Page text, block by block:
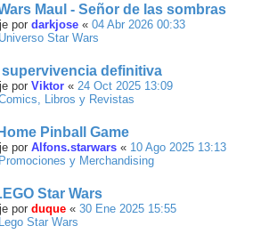
Maul - Señor de las sombras
por darkjose « 04 Abr 2026 00:33
Universo Star Wars
supervivencia definitiva
por Viktor « 24 Oct 2025 13:09
Libros y Revistas
Pinball Game
por Alfons.starwars « 10 Ago 2025 13:13
Promociones y Merchandising
Star Wars
por duque « 30 Ene 2025 15:55
Lego Star Wars